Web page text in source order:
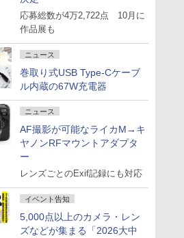
応募総数が4万2,722点 10月に
作品展も
ニュース
巻取り式USB Type-Cケーブ
ル内蔵の67W充電器
ニュース
AF撮影が可能なライカM→キ
ヤノンRFマウントアダプタ
ー
レンズごとのExif記録にも対応
イベント告知
5,000点以上のカメラ・レン
ズなどが集まる「2026大中